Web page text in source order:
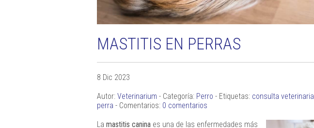
MASTITIS EN PERRAS
8 Dic 2023
Autor: Veterinarium - Categoría: Perro - Etiquetas: consulta veterinaria
perra - Comentarios: 0 comentarios
La mastitis canina es una de las enfermedades más